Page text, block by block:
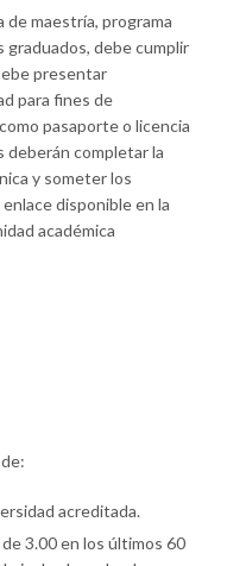
de maestría, programa
debe cumplir
presentar
para fines de
pasaporte o licencia
deberán completar la
y someter los
disponible en la
académica
acreditada.
3.00 en los últimos 60